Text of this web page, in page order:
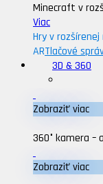
Minecraft v
Viac
Hry v
ARTlačové
3D & 360
Zobraziť viac
360° kamera –
Zobraziť viac